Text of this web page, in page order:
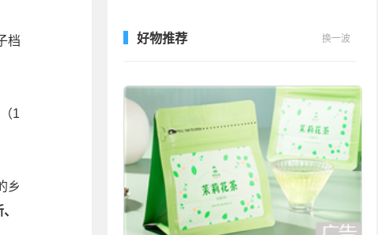
档
1
乡
好物推荐 换一波